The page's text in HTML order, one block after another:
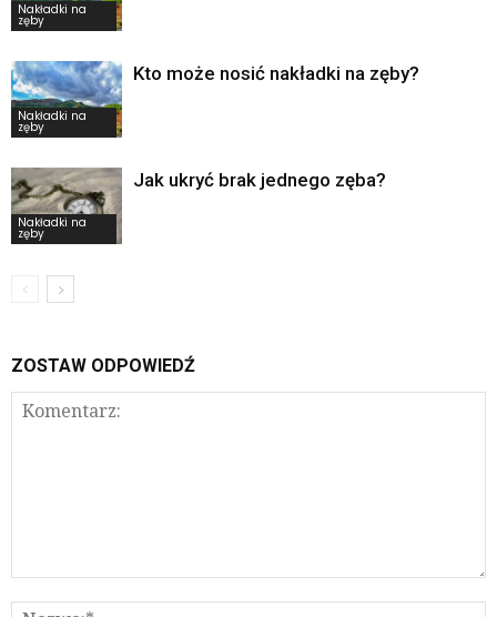
Nakładki na
zęby
Nakładki na
zęby
Kto może nosić nakładki na zęby?
Nakładki na
zęby
Jak ukryć brak jednego zęba?
ZOSTAW ODPOWIEDŹ